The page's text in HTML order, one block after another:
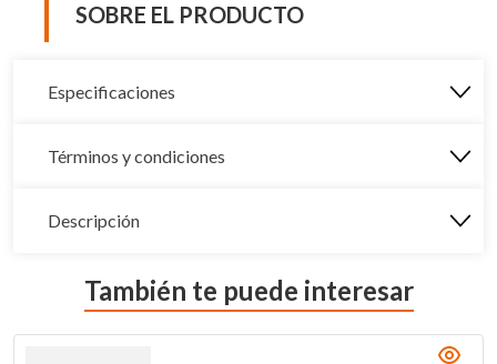
SOBRE EL PRODUCTO
Especificaciones
Términos y condiciones
Descripción
También te puede interesar